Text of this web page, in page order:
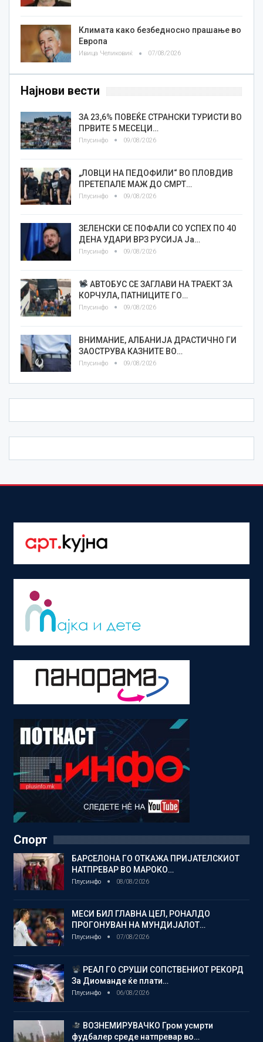
Климата како безбедносно прашање во
Европа
Ивица Челиковиќ 07/08/2026
Најнови вести
ЗА 23,6% ПОВЕЌЕ СТРАНСКИ ТУРИСТИ ВО
ПРВИТЕ 5 МЕСЕЦИ…
Плусинфо 09/08/2026
„ЛОВЦИ НА ПЕДОФИЛИ“ ВО ПЛОВДИВ
ПРЕТЕПАЛЕ МАЖ ДО СМРТ…
Плусинфо 09/08/2026
ЗЕЛЕНСКИ СЕ ПОФАЛИ СО УСПЕХ ПО 40
ДЕНА УДАРИ ВРЗ РУСИЈА Ја…
Плусинфо 09/08/2026
АВТОБУС СЕ ЗАГЛАВИ НА ТРАЕКТ ЗА
КОРЧУЛА, ПАТНИЦИТЕ ГО…
Плусинфо 09/08/2026
ВНИМАНИЕ, АЛБАНИЈА ДРАСТИЧНО ГИ
ЗАОСТРУВА КАЗНИТЕ ВО…
Плусинфо 09/08/2026
Спорт
БАРСЕЛОНА ГО ОТКАЖА ПРИЈАТЕЛСКИОТ
НАТПРЕВАР ВО МАРОКО…
Плусинфо 08/08/2026
МЕСИ БИЛ ГЛАВНА ЦЕЛ, РОНАЛДО
ПРОГОНУВАН НА МУНДИЈАЛОТ…
Плусинфо 07/08/2026
РЕАЛ ГО СРУШИ СОПСТВЕНИОТ РЕКОРД
За Диоманде ќе плати…
Плусинфо 06/08/2026
ВОЗНЕМИРУВАЧКО Гром усмрти
фудбалер среде натпревар во…